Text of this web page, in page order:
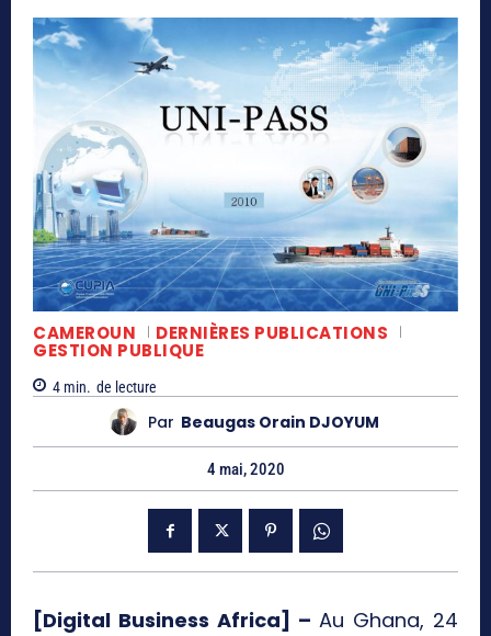
CAMEROUN DERNIÈRES PUBLICATIONS
GESTION PUBLIQUE
4 min. de lecture
Par Beaugas Orain DJOYUM
4 mai, 2020
[Digital Business Africa] – Au Ghana, 24